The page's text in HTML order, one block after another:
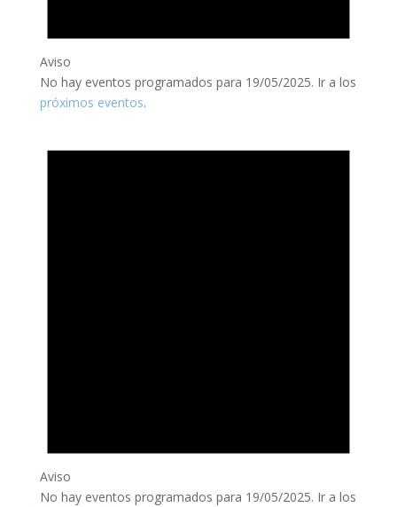
Aviso
No hay eventos programados para 19/05/2025. Ir a los
próximos eventos.
Aviso
No hay eventos programados para 19/05/2025. Ir a los